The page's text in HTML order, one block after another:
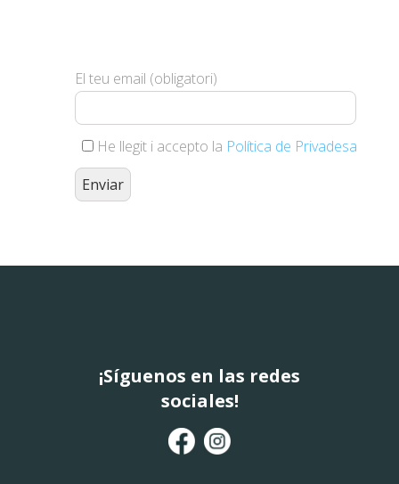
El teu email (obligatori)
He llegit i accepto la Política de Privadesa
¡Síguenos en las redes
sociales!